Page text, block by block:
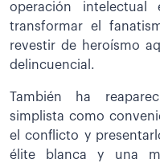
operación intelectual
transformar el
revestir de heroísmo
delincuencial.
También ha
simplista como
el conflicto y
élite blanca y una